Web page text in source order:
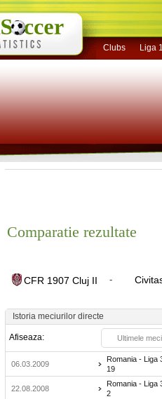
Clubs Liga
Comparatie rezultate
CFR 1907 Cluj II -
Istoria meciurilor directe
Afiseaza: Ultimele
06.03.2009
Romania - Liga
19
22.08.2008
Romania - Liga
2